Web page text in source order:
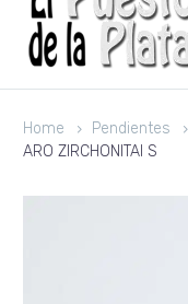
Home Pendientes
ARO ZIRCHONITAI S